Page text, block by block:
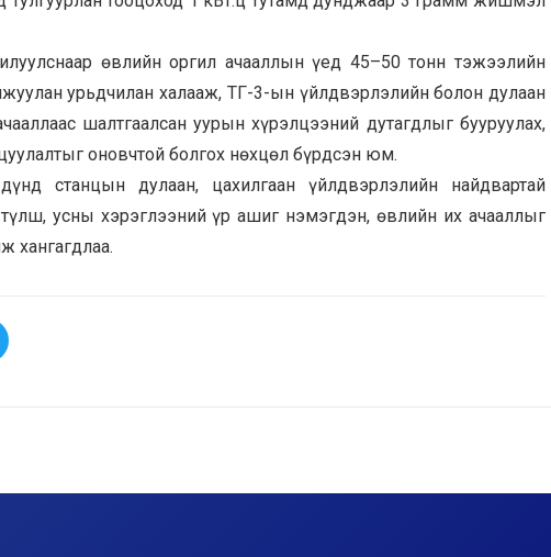
өвлийн оргил ачааллын үед 45–50 тонн тэжээлийн
урьдчилан халааж, ТГ-3-ын үйлдвэрлэлийн болон дулаан
шалтгаалсан уурын хүрэлцээний дутагдлыг бууруулах,
оновчтой болгох нөхцөл бүрдсэн юм.
станцын дулаан, цахилгаан үйлдвэрлэлийн найдвартай
усны хэрэглээний үр ашиг нэмэгдэн, өвлийн их ачааллыг
хангагдлаа.